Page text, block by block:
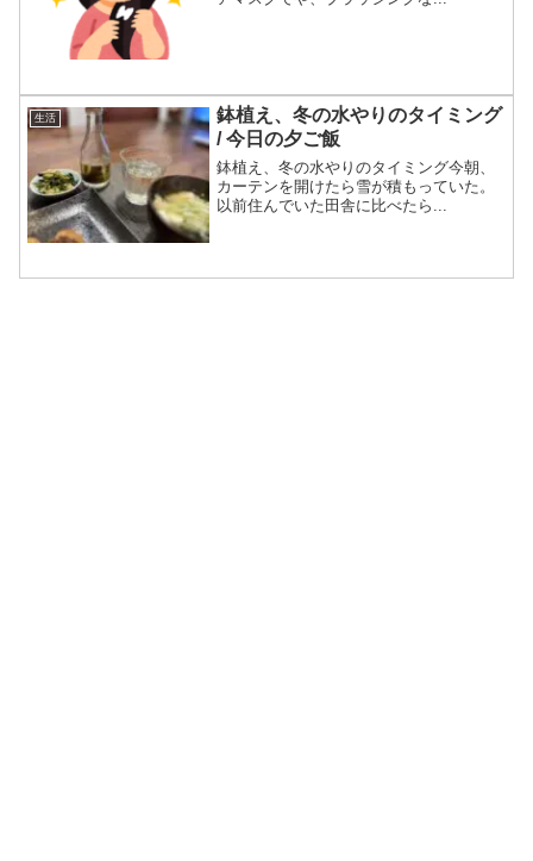
生活
鉢植え、冬の水やりのタイミング
/ 今日の夕ご飯
鉢植え、冬の水やりのタイミング今朝、
カーテンを開けたら雪が積もっていた。
以前住んでいた田舎に比べたら...